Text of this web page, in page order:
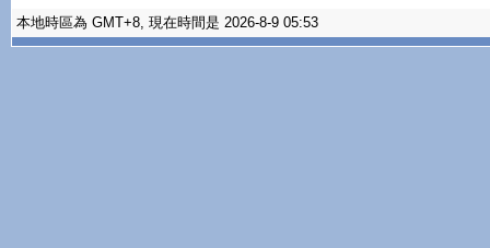
本地時區為 GMT+8, 現在時間是 2026-8-9 05:53